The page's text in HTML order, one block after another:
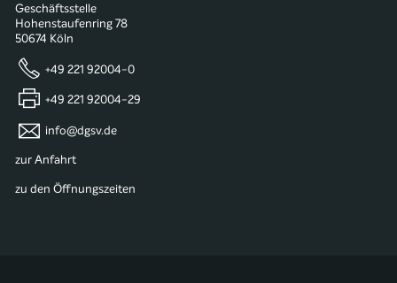
Geschäftsstelle
Hohenstaufenring 78
50674 Köln
+49 221 92004-0
+49 221 92004-29
info@dgsv.de
zur Anfahrt
zu den Öffnungszeiten